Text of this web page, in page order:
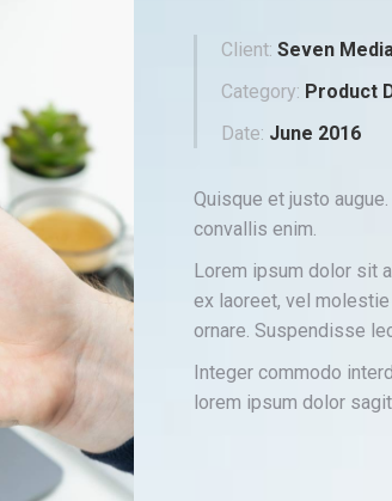
Client: Seven
Category: Product
Date: June 2016
Quisque et justo
convallis enim.
Lorem ipsum dolor sit
ex laoreet, vel
ornare. Suspendisse
Integer commodo
lorem ipsum dolor